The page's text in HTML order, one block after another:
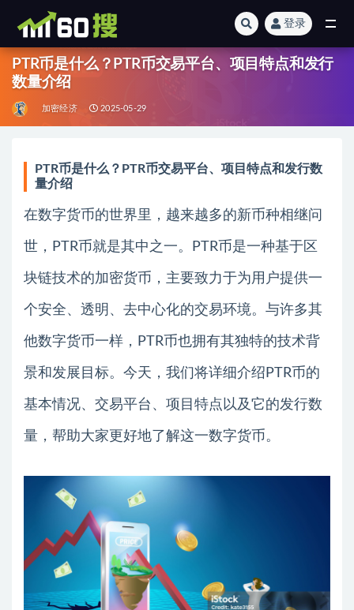
登录
PTR币是什么？PTR币交易平台、项目特点和发行
数量介绍
加密经济 2025-05-29
PTR币是什么？PTR币交易平台、项目特点和发行数
量介绍
在数字货币的世界里，越来越多的新币种相继问
世，PTR币就是其中之一。PTR币是一种基于区
块链技术的加密货币，主要致力于为用户提供一
个安全、透明、去中心化的交易环境。与许多其
他数字货币一样，PTR币也拥有其独特的技术背
景和发展目标。今天，我们将详细介绍PTR币的
基本情况、交易平台、项目特点以及它的发行数
量，帮助大家更好地了解这一数字货币。